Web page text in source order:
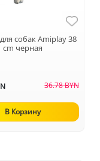
собак Аmiplay 38
cm черная
36.78 BYN
В Корзину